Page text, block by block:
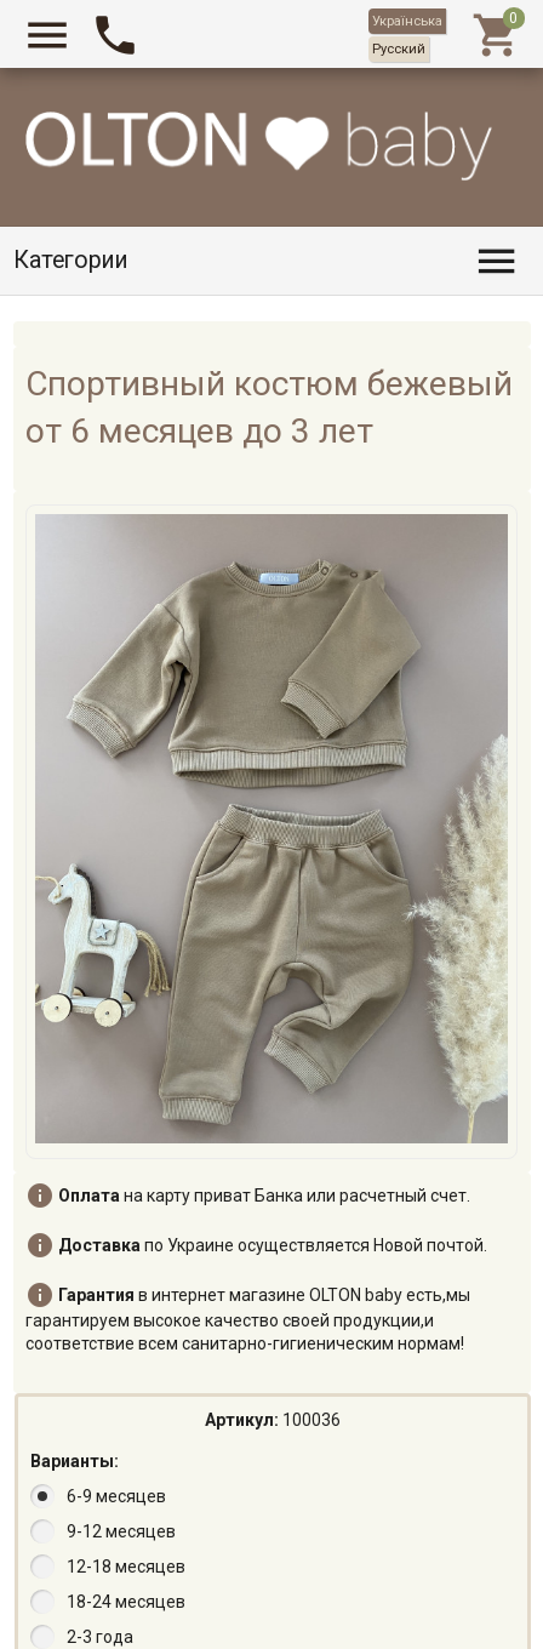
Категории 
  
Спортивный костюм бежевый
от 6 месяцев до 3 лет
 Оплатана карту приват Банка или расчетный счет.
 Доставкапо Украине осуществляется Новой почтой.
 Гарантия в интернет магазине OLTON baby есть,мы
гарантируем высокое качество своей продукции,и
соответствие всем санитарно-гигиеническим нормам!
Артикул: 100036
Варианты:
6-9 месяцев
9-12 месяцев
12-18 месяцев
18-24 месяцев
2-3 года
Українська
Русский